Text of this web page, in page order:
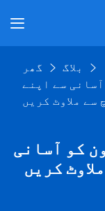
گھر
بلاگ
سے اپنے
سے ملاوٹ کریں
کو آسانی
کریں